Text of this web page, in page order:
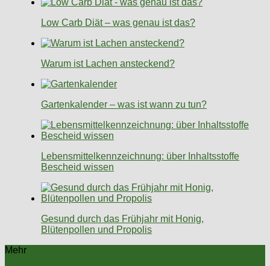
Low Carb Diät – was genau ist das?
Warum ist Lachen ansteckend?
Gartenkalender – was ist wann zu tun?
Lebensmittelkennzeichnung: über Inhaltsstoffe
Bescheid wissen
Gesund durch das Frühjahr mit Honig,
Blütenpollen und Propolis
Mehr